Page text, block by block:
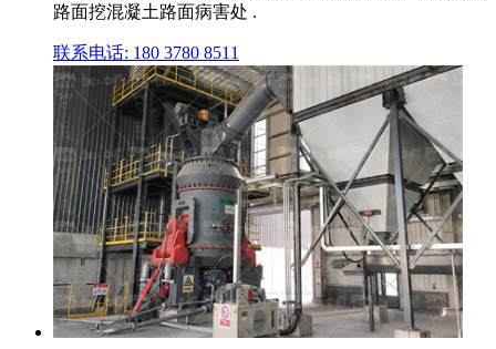
路面挖混凝土路面病害处 .
联系电话: 180 3780 8511